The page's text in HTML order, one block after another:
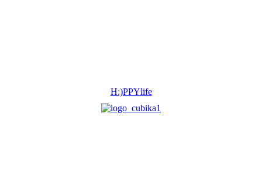
H:)PPYlife